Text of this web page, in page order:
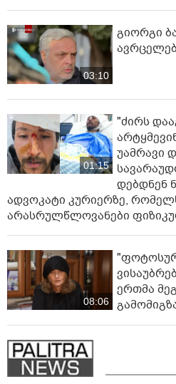
03:10
გიორგი
01:15
"ძირს
უამრავი
დებდნენ
ადვოკატი კურიერზე,
არასრულწლოვანები
08:06
ერთმა